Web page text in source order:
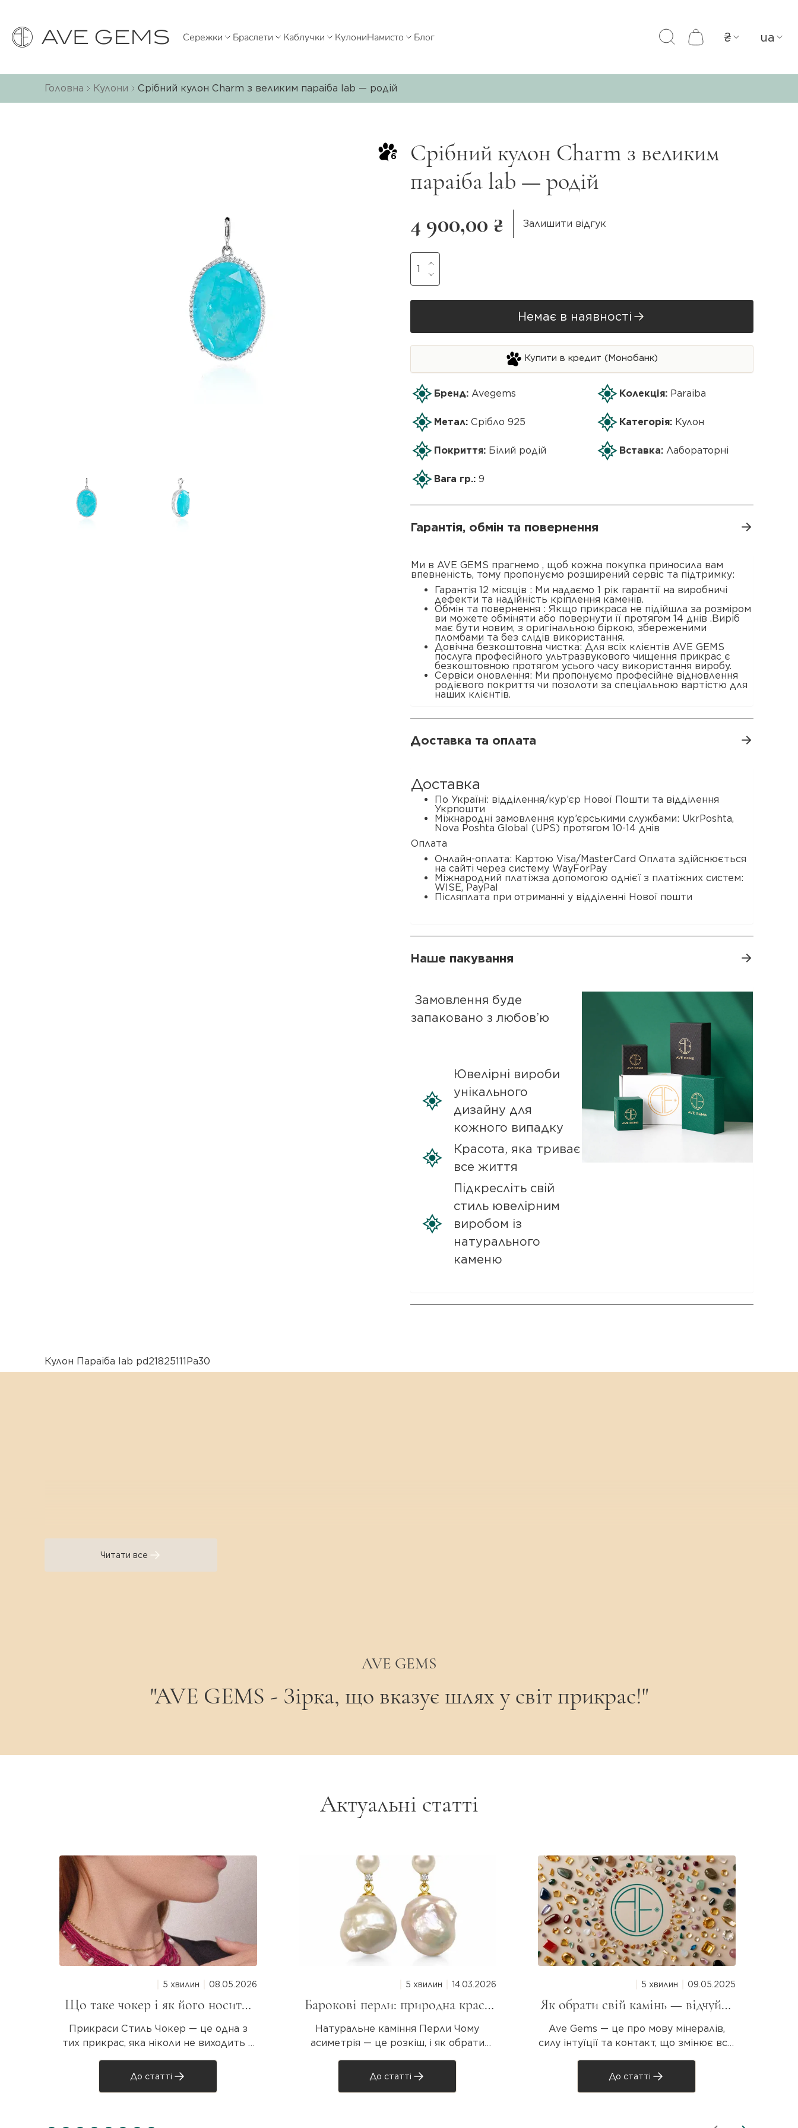
Сережки Браслети Каблучки КулониНамисто Блог ₴ ua
Головна Кулони Срібний кулон Charm з великим параіба lab — родій
6
Срібний кулон Charm з великим
параіба lab — родій
4 900,00 ₴
Залишити відгук
Немає в наявності
Купити в кредит (Монобанк)
Бренд: Avegems Колекція: Paraiba
Метал: Срібло 925 Категорія: Кулон
Покриття: Білий родій Вставка: Лабораторні
Вага гр.: 9
Гарантія, обмін та повернення
Ми в AVE GEMS прагнемо , щоб кожна покупка приносила вам
впевненість, тому пропонуємо розширений сервіс та підтримку:
Гарантія 12 місяців : Ми надаємо 1 рік гарантії на виробничі
дефекти та надійність кріплення каменів.
Обмін та повернення : Якщо прикраса не підійшла за розміром
ви можете обміняти або повернути її протягом 14 днів .Виріб
має бути новим, з оригінальною біркою, збереженими
пломбами та без слідів використання.
Довічна безкоштовна чистка: Для всіх клієнтів AVE GEMS
послуга професійного ультразвукового чищення прикрас є
безкоштовною протягом усього часу використання виробу.
Сервіси оновлення: Ми пропонуємо професійне відновлення
родієвого покриття чи позолоти за спеціальною вартістю для
наших клієнтів.
Доставка та оплата
Доставка
По Україні: відділення/кур’єр Нової Пошти та відділення
Укрпошти
Міжнародні замовлення кур’єрськими службами: UkrPoshta,
Nova Poshta Global (UPS) протягом 10-14 днів
Оплата
Онлайн-оплата: Картою Visa/MasterCard Оплата здійснюється
на сайті через систему WayForPay
Міжнародний платіжза допомогою однієї з платіжних систем:
WISE, PayPal
Післяплата при отриманні у відділенні Нової пошти
Наше пакування
Замовлення буде
запаковано з любов’ю
Ювелірні вироби
унікального
дизайну для
кожного випадку
Красота, яка триває
все життя
Підкресліть свій
стиль ювелірним
виробом із
натурального
каменю
Кулон Параіба lab pd21825111Pa30
Читати все
AVE GEMS
"AVE GEMS - Зірка, що вказує шлях у світ прикрас!"
Актуальні статті
5 хвилин 08.05.2026
Що таке чокер і як його носити:
Прикраси Стиль Чокер — це одна з
тих прикрас, яка ніколи не виходить з
моди. Він то зникає з підіумів, то
повертається з новою силою. Але що
До статті
5 хвилин 14.03.2026
Барокові перли: природна краса
Натуральне каміння Перли Чому
асиметрія — це розкіш, і як обрати
свою унікальну перлину Колекція
Baroque Pearls · AVE GEMS Якщо ви хоч
До статті
5 хвилин 09.05.2025
Як обрати свій камінь — відчуйте
Ave Gems — це про мову мінералів,
силу інтуїції та контакт, що змінює все.
Знайдіть свій унікальний камінь, який
резонує з вашою душею. «Усе, що
До статті